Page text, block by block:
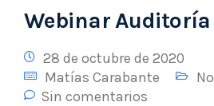
Webinar Auditoría
28 de octubre de 2020
Matías Carabante
Sin comentarios